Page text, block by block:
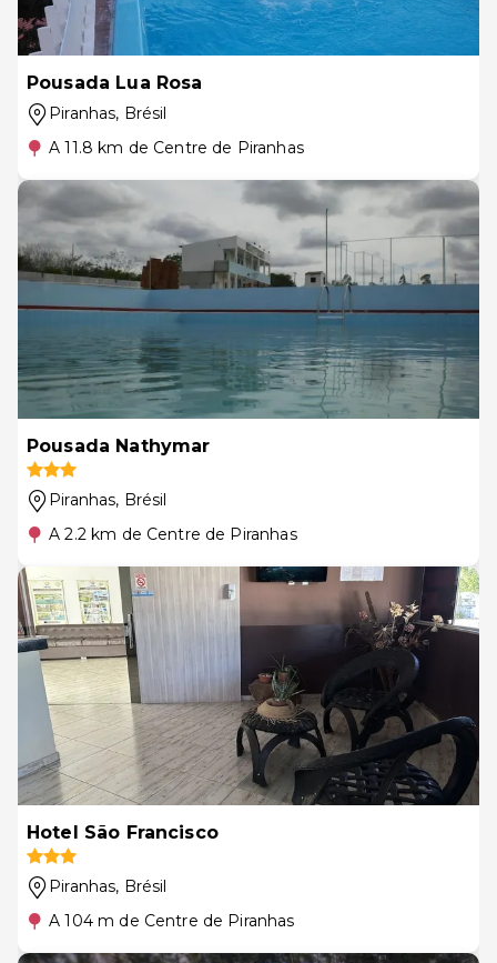
Pousada Lua Rosa
Piranhas, Brésil
A 11.8 km de Centre de Piranhas
Pousada Nathymar
Piranhas, Brésil
A 2.2 km de Centre de Piranhas
Hotel São Francisco
Piranhas, Brésil
A 104 m de Centre de Piranhas